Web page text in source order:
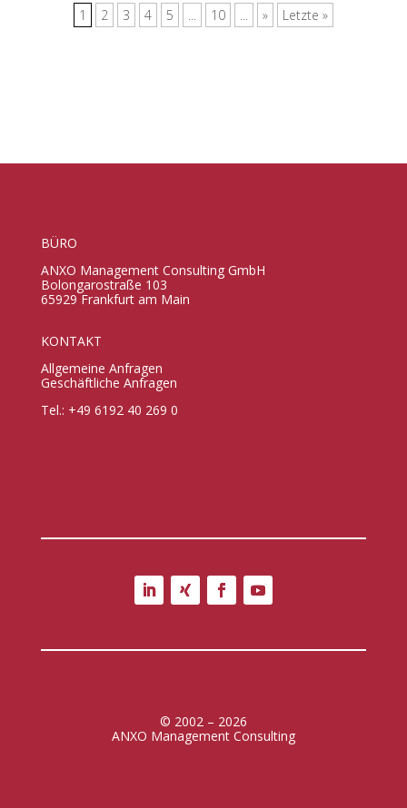
1 2 3 4 5 ... 10 ... » Letzte »
BÜRO
ANXO Management Consulting GmbH
Bolongarostraße 103
65929 Frankfurt am Main
KONTAKT
Allgemeine Anfragen
Geschäftliche Anfragen
Tel.: +49 6192 40 269 0
© 2002 – 2026
ANXO Management Consulting